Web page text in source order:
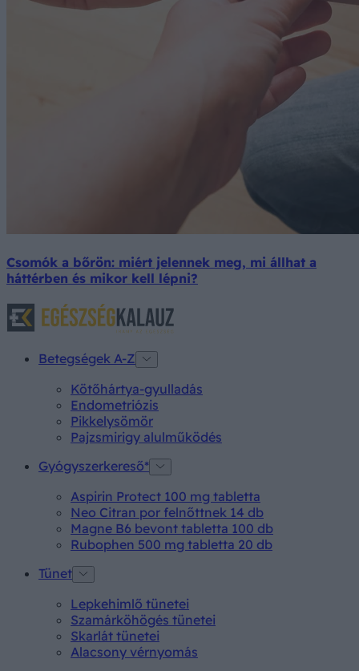
Csomók a bőrön: miért jelennek meg, mi állhat a
háttérben és mikor kell lépni?
Betegségek A-Z
Kötőhártya-gyulladás
Endometriózis
Pikkelysömör
Pajzsmirigy alulműködés
Gyógyszerkereső*
Aspirin Protect 100 mg tabletta
Neo Citran por felnőttnek 14 db
Magne B6 bevont tabletta 100 db
Rubophen 500 mg tabletta 20 db
Tünet
Lepkehimlő tünetei
Szamárköhögés tünetei
Skarlát tünetei
Alacsony vérnyomás